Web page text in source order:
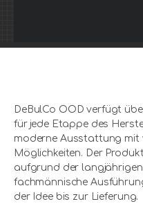
DeBulCo OOD verfügt
für jede Etappe des
moderne Ausstattung mit
Möglichkeiten. Der
aufgrund der
fachmännische
der Idee bis zur Lieferung.